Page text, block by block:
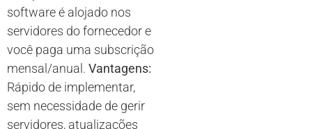
software é alojado nos
servidores do fornecedor e
você paga uma subscrição
mensal/anual. Vantagens:
Rápido de implementar,
sem necessidade de gerir
servidores, atualizações